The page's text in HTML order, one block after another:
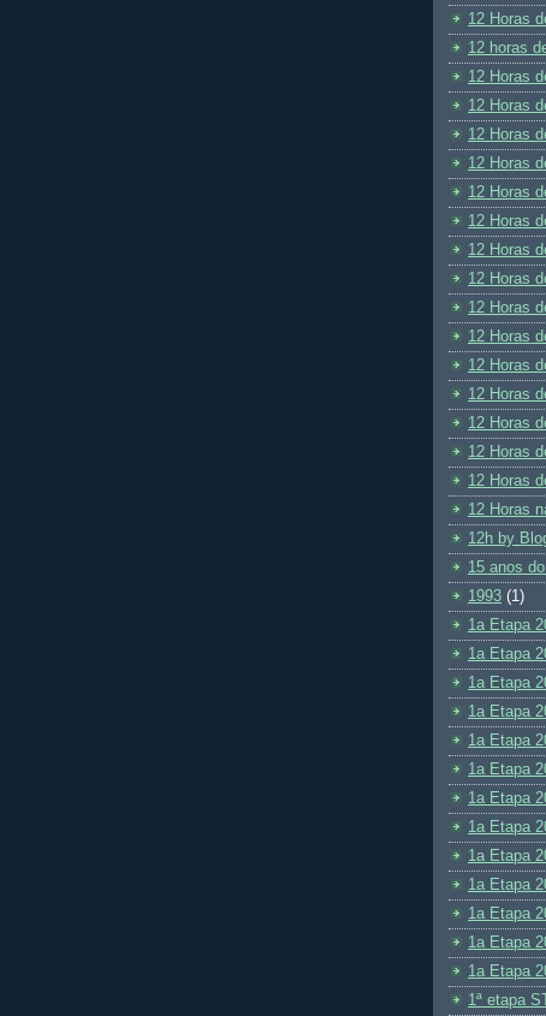
12 Horas
12 horas
12 Horas
12 Horas
12 Horas
12 Horas
12 Horas
12 Horas
12 Horas
12 Horas
12 Horas
12 Horas
12 Horas
12 Horas
12 Horas
12 Horas
12 Horas
12 Horas
12h by
15 anos
1993 (1)
1a Etapa
1a Etapa
1a Etapa
1a Etapa
1a Etapa
1a Etapa
1a Etapa
1a Etapa
1a Etapa
1a Etapa
1a Etapa
1a Etapa
1a Etapa
1ª etapa